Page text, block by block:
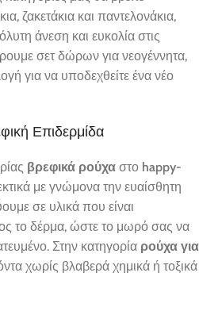
ζακετάκια και παντελονάκια,
άνεση και ευκολία στις
σετ δώρων για νεογέννητα,
για να υποδεχθείτε ένα νέο
Επιδερμίδα
βρεφικά ρούχα στο happy-
με γνώμονα την ευαίσθητη
σε υλικά που είναι
το δέρμα, ώστε το μωρό σας να
Στην κατηγορία ρούχα για
χωρίς βλαβερά χημικά ή τοξικά